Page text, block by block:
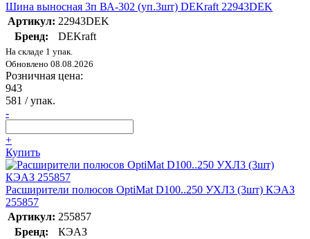
Шина выносная 3п ВА-302 (уп.3шт) DEKraft 22943DEK
Артикул: 22943DEK
Бренд:
DEKraft
На складе 1 упак.
Обновлено 08.08.2026
Розничная цена:
943
581 / упак.
-
+
Купить
Расширители полюсов OptiMat D100..250 УХЛ3 (3шт) КЭАЗ
255857
Артикул: 255857
Бренд:
КЭАЗ